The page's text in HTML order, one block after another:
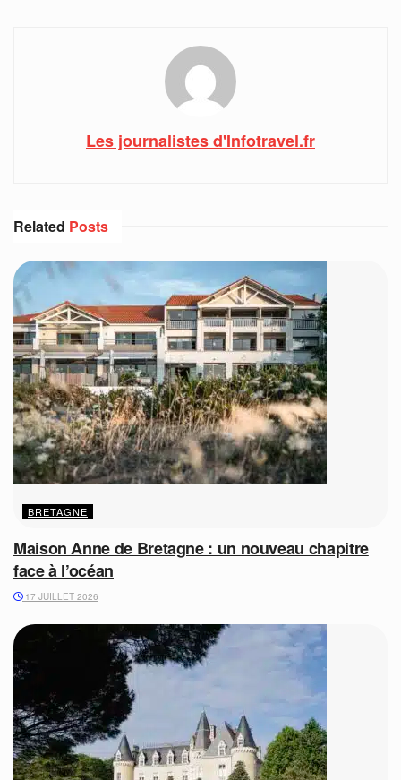
Les journalistes d'Infotravel.fr
Related Posts
BRETAGNE
Maison Anne de Bretagne : un nouveau chapitre
face à l’océan
17 JUILLET 2026